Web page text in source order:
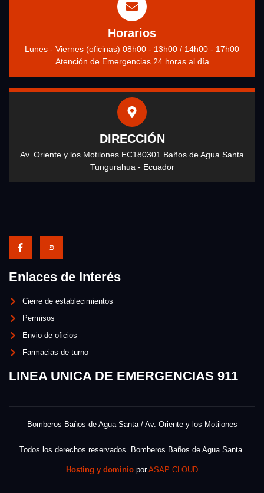
Horarios
Lunes - Viernes (oficinas) 08h00 - 13h00 / 14h00 - 17h00
Atención de Emergencias 24 horas al día
DIRECCIÓN
Av. Oriente y los Motilones EC180301 Baños de Agua Santa
Tungurahua - Ecuador
Enlaces de Interés
Cierre de establecimientos
Permisos
Envio de oficios
Farmacias de turno
LINEA UNICA DE EMERGENCIAS 911
Bomberos Baños de Agua Santa / Av. Oriente y los Motilones
Todos los derechos reservados. Bomberos Baños de Agua Santa.
Hosting y dominio porASAP CLOUD